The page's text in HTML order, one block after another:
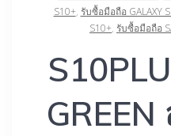
S10+, รับซื้อมือถือ GALAXY
S10+, รับซื้อมือถือ